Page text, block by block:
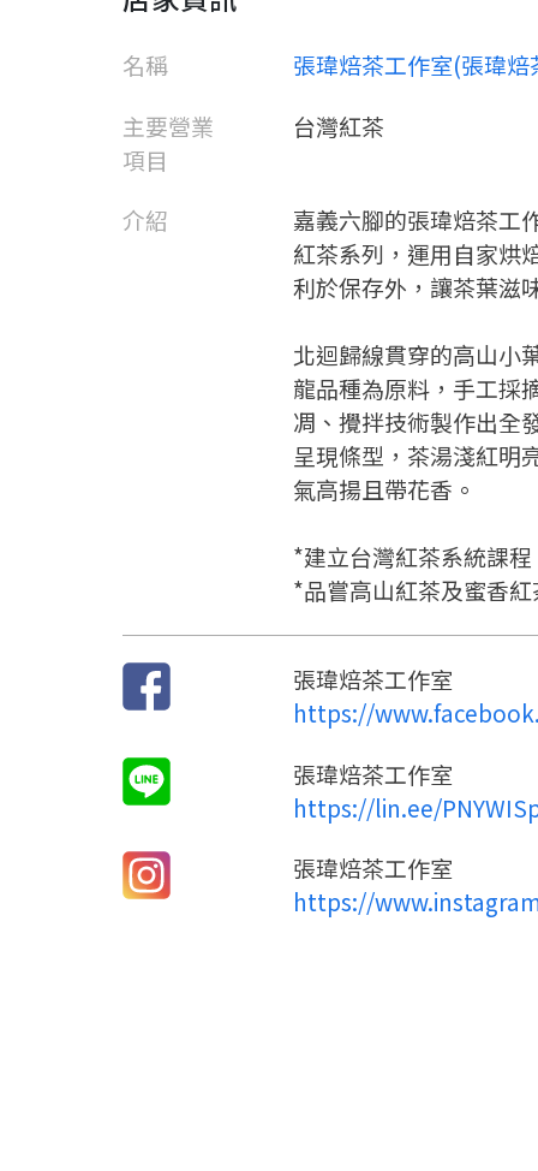
名稱
張瑋焙茶工作室(張瑋焙
主要營業
項目
台灣紅茶
介紹
嘉義六腳的張瑋焙茶工
紅茶系列，運用自家烘
利於保存外，讓茶葉滋
北迴歸線貫穿的高山小
龍品種為原料，手工採
凋、攪拌技術製作出全
呈現條型，茶湯淺紅明
氣高揚且帶花香。
*建立台灣紅茶系統課程
*品嘗高山紅茶及蜜香
張瑋焙茶工作室
https://
張瑋焙茶工作室
https://lin.ee/
張瑋焙茶工作室
https://